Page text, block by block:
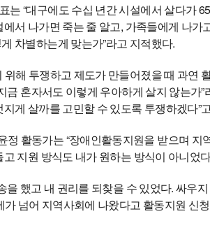
는 “대구에도 수십 년간 시설에서 살다가
서 나가면 죽는 줄 알고, 가족들에게 나
차별하는게 맞는가”라고 지적했다.
위해 투쟁하고 제도가 만들어졌을 때 과
금 혼자서도 이렇게 우아하게 살지 않는
게 살까를 고민할 수 있도록 투쟁하겠다”
정 활동가는 “장애인활동지원을 받으며
지원 방식도 내가 원하는 방식이 아니었
을 했고 내 권리를 되찾을 수 있었다. 싸
넘어 지역사회에 나왔다고 활동지원 신